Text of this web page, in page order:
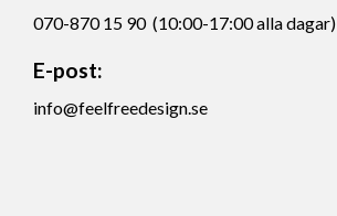
070-870 15 90 (10:00-17:00 alla dagar)
E-post:
info@feelfreedesign.se